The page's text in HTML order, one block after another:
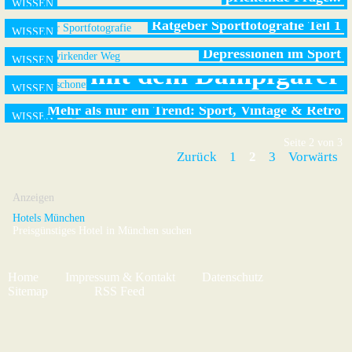
Ratgeber Sportfotografie Teil 1
Depressionen im Sport
Vitaminschonendes und
schmackhaftes Kochen
mit dem Dampfgarer
Mehr als nur ein Trend: Sport, Vintage & Retro
Seite 2 von 3
Zurück 1 2 3 Vorwärts
Anzeigen
Hotels München
Preisgünstiges Hotel in München suchen
Home Impressum & Kontakt
Datenschutz
Sitemap
RSS Feed